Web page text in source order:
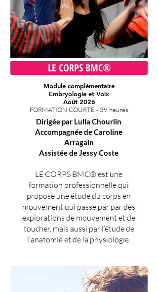
LE CORPS BMC®
Module complémentaire
Embryologie et Voix
Août 2026
FORMATION COURTE - 39 heures
Dirigée par Lulla Chourlin
Accompagnée de Caroline
Arragain
Assistée de Jessy Coste
LE CORPS BMC® est une
formation professionnelle qui
propose une étude du corps en
mouvement qui passe par par des
explorations de mouvement et de
toucher, mais aussi par l’étude de
l’anatomie et de la physiologie.